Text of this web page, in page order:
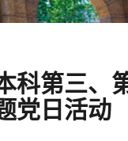
第三、
党日活动